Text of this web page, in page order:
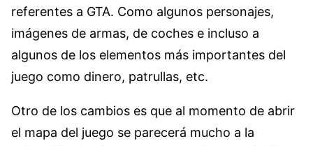
referentes a GTA. Como algunos personajes,
imágenes de armas, de coches e incluso a
algunos de los elementos más importantes del
juego como dinero, patrullas, etc.
Otro de los cambios es que al momento de abrir
el mapa del juego se parecerá mucho a la